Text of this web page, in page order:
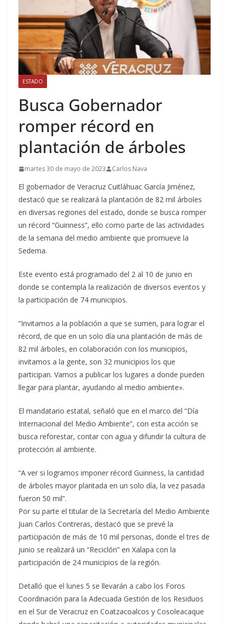
ESTADO
Busca Gobernador
romper récord en
plantación de árboles
martes 30 de mayo de 2023 Carlos Nava
El gobernador de Veracruz Cuitláhuac García Jiménez,
destacó que se realizará la plantación de 82 mil árboles
en diversas regiones del estado, donde se busca romper
un récord “Guinness”, ello como parte de las actividades
de la semana del medio ambiente que promueve la
Sedema.
Este evento está programado del 2 al 10 de junio en
donde se contempla la realización de diversos eventos y
la participación de 74 municipios.
“Invitamos a la población a que se sumen, para lograr el
récord, de que en un solo día una plantación de más de
82 mil árboles, en colaboración con los municipios,
invitamos a la gente, son 32 municipios los que
participan. Vamos a publicar los lugares a donde pueden
llegar para plantar, ayudando al medio ambiente».
El mandatario estatal, señaló que en el marco del “Día
Internacional del Medio Ambiente”, con esta acción se
busca reforestar, contar con agua y difundir la cultura de
protección al ambiente.
“A ver si logramos imponer récord Guinness, la cantidad
de árboles mayor plantada en un solo día, la vez pasada
fueron 50 mil”.
Por su parte el titular de la Secretaría del Medio Ambiente
Juan Carlos Contreras, destacó que se prevé la
participación de más de 10 mil personas, donde el tres de
junio se realizará un “Reciclón” en Xalapa con la
participación de 24 municipios de la región.
Detalló que el lunes 5 se llevarán a cabo los Foros
Coordinación para la Adecuada Gestión de los Residuos
en el Sur de Veracruz en Coatzacoalcos y Cosoleacaque